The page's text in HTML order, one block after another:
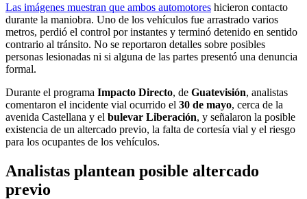
Las imágenes muestran que ambos automotores hicieron contacto
durante la maniobra. Uno de los vehículos fue arrastrado varios
metros, perdió el control por instantes y terminó detenido en sentido
contrario al tránsito. No se reportaron detalles sobre posibles
personas lesionadas ni si alguna de las partes presentó una denuncia
formal.
Durante el programa Impacto Directo, de Guatevisión, analistas
comentaron el incidente vial ocurrido el 30 de mayo, cerca de la
avenida Castellana y el bulevar Liberación, y señalaron la posible
existencia de un altercado previo, la falta de cortesía vial y el riesgo
para los ocupantes de los vehículos.
Analistas plantean posible altercado
previo